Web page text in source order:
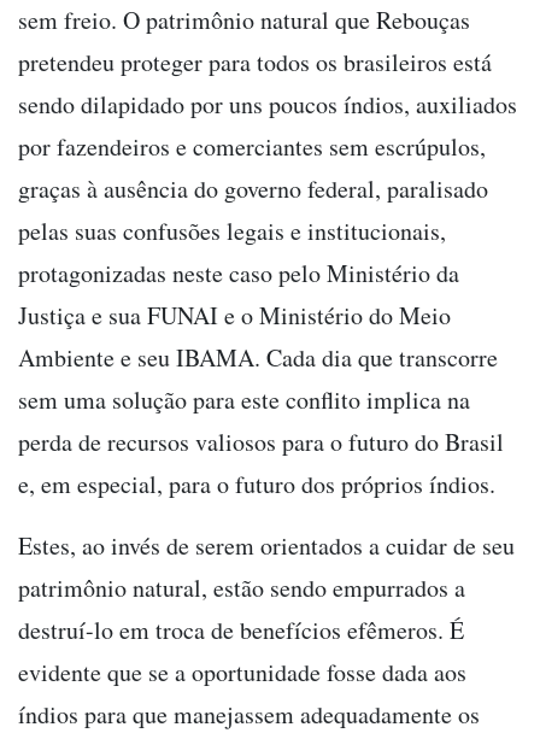
sem freio. O patrimônio natural que Rebouças
pretendeu proteger para todos os brasileiros está
sendo dilapidado por uns poucos índios, auxiliados
por fazendeiros e comerciantes sem escrúpulos,
graças à ausência do governo federal, paralisado
pelas suas confusões legais e institucionais,
protagonizadas neste caso pelo Ministério da
Justiça e sua FUNAI e o Ministério do Meio
Ambiente e seu IBAMA. Cada dia que transcorre
sem uma solução para este conflito implica na
perda de recursos valiosos para o futuro do Brasil
e, em especial, para o futuro dos próprios índios.
Estes, ao invés de serem orientados a cuidar de seu
patrimônio natural, estão sendo empurrados a
destruí-lo em troca de benefícios efêmeros. É
evidente que se a oportunidade fosse dada aos
índios para que manejassem adequadamente os